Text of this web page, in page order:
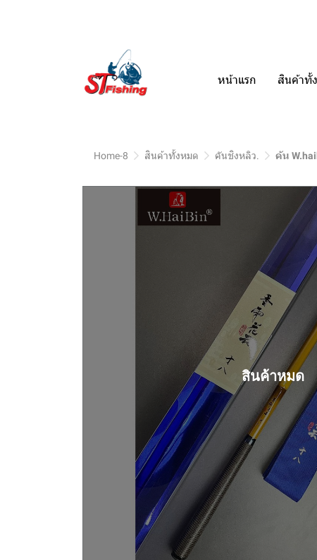
หน้าแรก สินค้าทั้
Home-8 สินค้าทั้งหมด คันชิงหลิว. คัน
สินค้าหมด